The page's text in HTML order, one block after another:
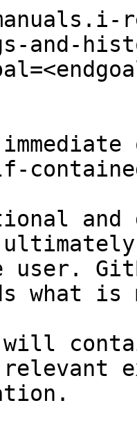
and-
and
user.
what
will